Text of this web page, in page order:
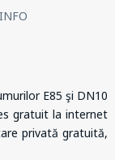
E85 şi DN10
gratuit la internet
privată gratuită,